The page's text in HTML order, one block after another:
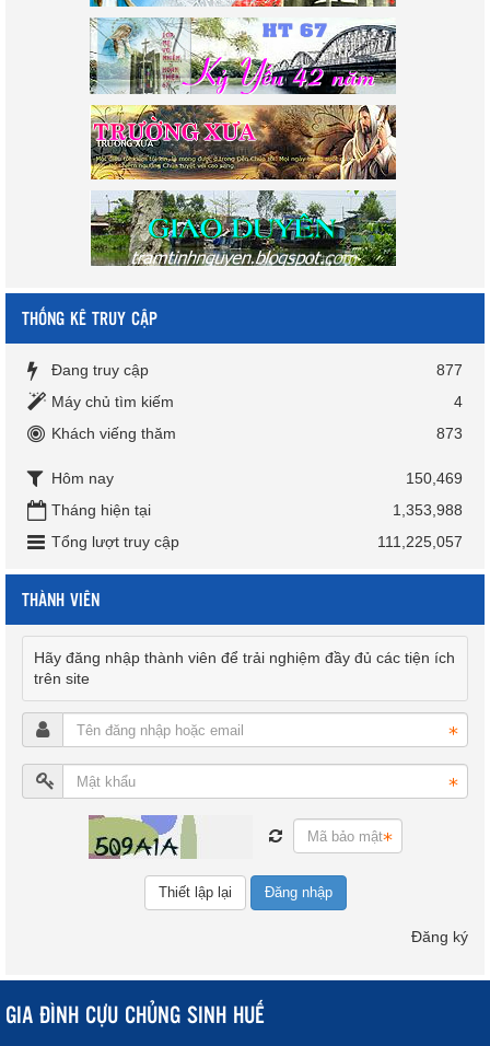
THỐNG KÊ TRUY CẬP
Đang truy cập
877
Máy chủ tìm kiếm
4
Khách viếng thăm
873
Hôm nay
150,469
Tháng hiện tại
1,353,988
Tổng lượt truy cập
111,225,057
THÀNH VIÊN
Hãy đăng nhập thành viên để trải nghiệm đầy đủ các tiện ích
trên site
Đăng nhập
Đăng ký
GIA ĐÌNH CỰU CHỦNG SINH HUẾ